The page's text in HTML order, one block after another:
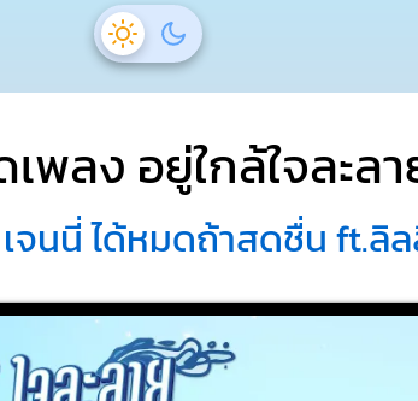
พลง อยู่ใกล้ใจละล
เจนนี่ ได้หมดถ้าสดชื่น ft.ลิ